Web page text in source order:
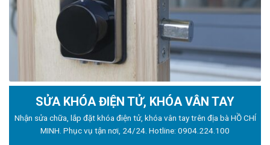
SỬA KHÓA ĐIỆN TỬ, KHÓA VÂN TAY
Nhận sửa chữa, lắp đặt khóa điện tử, khóa vân tay trên địa bà HỒ CHÍ
MINH. Phục vụ tận nơi, 24/24. Hotline: 0904.224.100